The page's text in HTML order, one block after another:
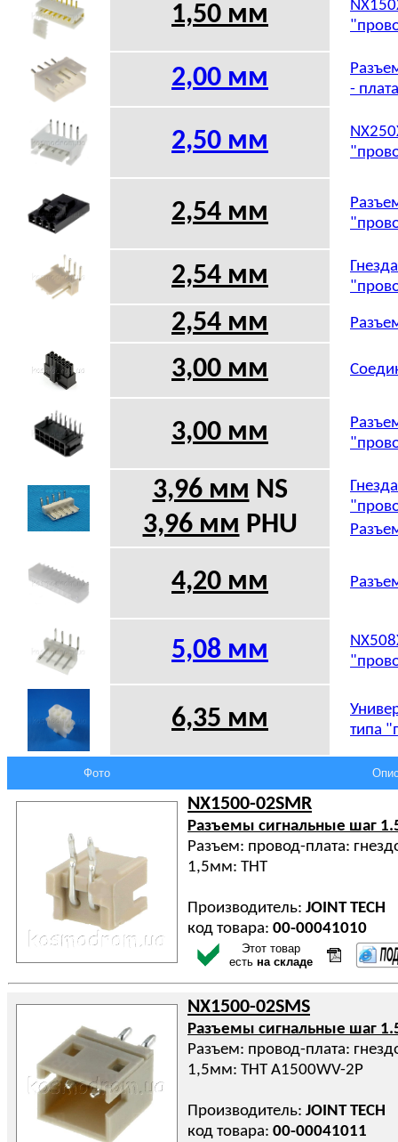
1,50 мм
2,00 мм
-
2,50 мм
2,54 мм
2,54 мм
2,54 мм
3,00 мм
3,00 мм
3,96 мм NS
3,96 мм PHU
4,20 мм
5,08 мм
6,35 мм
типа
Фото
NX1500-02SMR
Разъемы сигнальные шаг
Разъем: провод-плата:
1,5мм: THT
Производитель: JOINT TECH
код товара: 00-00041010
Этот товар
есть на складе
NX1500-02SMS
Разъемы сигнальные шаг
Разъем: провод-плата:
1,5мм: THT A1500WV-2P
Производитель: JOINT TECH
код товара: 00-00041011